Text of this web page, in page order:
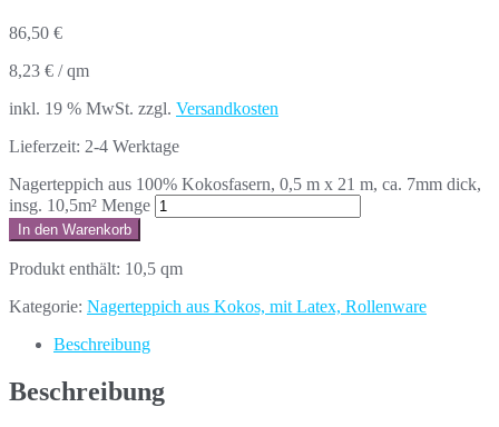
86,50 €
8,23 € /qm
inkl. 19 % MwSt. zzgl. Versandkosten
Lieferzeit: 2-4 Werktage
Nagerteppich aus 100% Kokosfasern, 0,5 m x 21 m, ca. 7mm dick,
insg. 10,5m² Menge
In den Warenkorb
Produkt enthält: 10,5 qm
Kategorie: Nagerteppich aus Kokos, mit Latex, Rollenware
Beschreibung
Beschreibung